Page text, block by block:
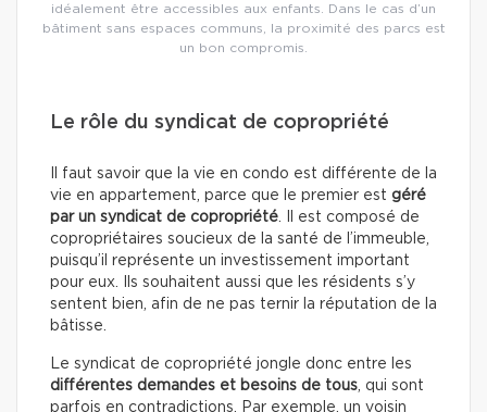
idéalement être accessibles aux enfants. Dans le cas d’un
bâtiment sans espaces communs, la proximité des parcs est
un bon compromis.
Le rôle du syndicat de copropriété
Il faut savoir que la vie en condo est différente de la
vie en appartement, parce que le premier est géré
par un syndicat de copropriété. Il est composé de
copropriétaires soucieux de la santé de l’immeuble,
puisqu’il représente un investissement important
pour eux. Ils souhaitent aussi que les résidents s’y
sentent bien, afin de ne pas ternir la réputation de la
bâtisse.
Le syndicat de copropriété jongle donc entre les
différentes demandes et besoins de tous, qui sont
parfois en contradictions. Par exemple, un voisin